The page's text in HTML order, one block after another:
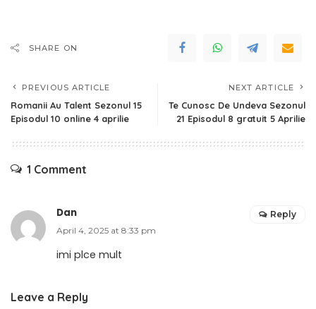
SHARE ON
PREVIOUS ARTICLE
Romanii Au Talent Sezonul 15
Episodul 10 online 4 aprilie
NEXT ARTICLE
Te Cunosc De Undeva Sezonul
21 Episodul 8 gratuit 5 Aprilie
1 Comment
Dan
April 4, 2025 at 8:33 pm
imi plce mult
Reply
Leave a Reply